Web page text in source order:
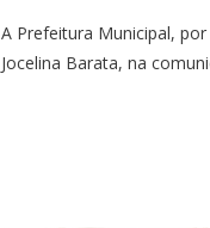
A Prefeitura Municipal,
Jocelina Barata, na